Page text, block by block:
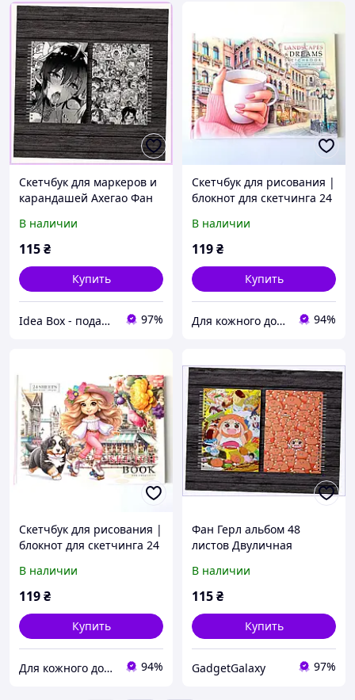
Скетчбук для маркеров и
карандашей Ахегао Фан
В наличии
115₴
Купить
Idea Box - подарки для всей семьи 97%
Cкетчбук для рисования |
блокнот для скетчинга 24
В наличии
119₴
Купить
Для кожного дому 94%
Cкетчбук для рисования |
блокнот для скетчинга 24
В наличии
119₴
Купить
Для кожного дому 94%
Фан Герл альбом 48
листов Двуличная
7M932K2E86
В наличии
115₴
Купить
GadgetGalaxy 97%